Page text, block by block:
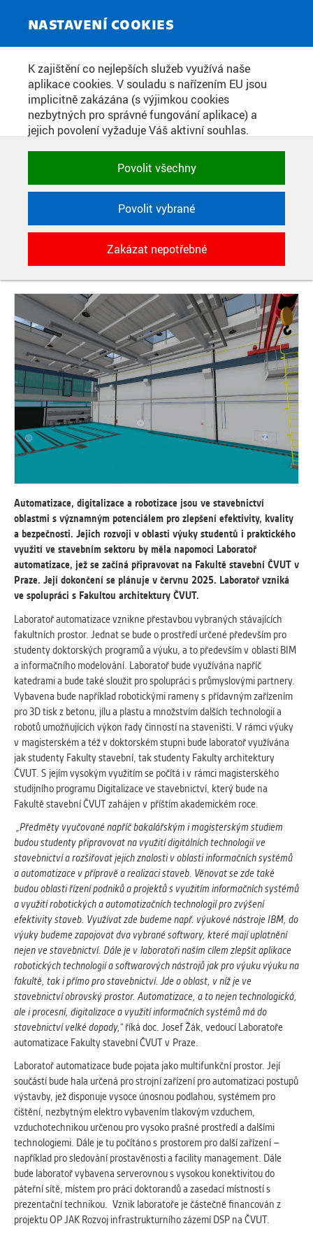
NASTAVENÍ COOKIES
K zajištění co nejlepších služeb využívá naše
aplikace cookies. V souladu s nařízením EU jsou
implicitně zakázána (s výjimkou cookies
nezbytných pro správné fungování aplikace) a
jejich povolení vyžaduje Váš aktivní souhlas.
zakázat, případně vybrat a povolit cookies podle
kategorie. Svoje rozhodnutí můžete samozřejmě
kdykoli změnit.
POTŘEBNÉ
Technické cookies využívané aplikacemi
ČVUT pro uchování jejich nastavení,
vlastností a identifikátorů relace. Jsou
nezbytné pro správné fungování a jsou
vždy aktivní.
ANALYTICKÉ
Slouží pro získávání anonymizovaných
statistických údajů, které nám pomáhají
vylepšovat naše aplikace. Zpravidla jde o
cookies systémů třetích stran, které k
těmto účelům využíváme.
MARKETINGOVÉ
Využívané za účelem zobrazení
správných nabídek a cílení obsahu podle
Vašich preferencí. Zpravidla jde o
cookies systémů třetích stran, které nám
s analýzou uživatelského chování
pomáhají.
OSTATNÍ
Cookies, které aplikace nedokáže zařadit.
Naším cílem je, aby tato kategorie
zůstala prázdná a všechny cookies byly
přiřazeny do některé z kategorií
uvedených výše.
Povolit všechny
Povolit vybrané
Zakázat nepotřebné
ZPRAVODAJSKÝ SERVIS
PŘIPRAVOVANÁ LABORATOŘ
AUTOMATIZACE NA FAKULTĚ
STAVEBNÍ ČVUT BUDE SLOUŽIT K
ROZVOJI APLIKACÍ ROBOTICKÝCH
TECHNOLOGIÍ A SOFTWAROVÝCH
NÁSTROJŮ PRO VÝUKU I PRO
STAVEBNICTVÍ
Automatizace, digitalizace a robotizace jsou ve stavebnictví
oblastmi s významným potenciálem pro zlepšení efektivity, kvality
a bezpečnosti. Jejich rozvoji v oblasti výuky studentů i praktického
využití ve stavebním sektoru by měla napomoci Laboratoř
automatizace, jež se začíná připravovat na Fakultě stavební ČVUT v
Praze. Její dokončení se plánuje v červnu 2025. Laboratoř vzniká
ve spolupráci s Fakultou architektury ČVUT.
Laboratoř automatizace vznikne přestavbou vybraných stávajících
fakultních prostor. Jednat se bude o prostředí určené především pro
studenty doktorských programů a výuku, a to především v oblasti BIM
a informačního modelování. Laboratoř bude využívána napříč
katedrami a bude také sloužit pro spolupráci s průmyslovými partnery.
Vybavena bude například robotickými rameny s přídavným zařízením
pro 3D tisk z betonu, jílu a plastu a množstvím dalších technologií a
robotů umožňujících výkon řady činností na staveništi. V rámci výuky
v magisterském a též v doktorském stupni bude laboratoř využívána
jak studenty Fakulty stavební, tak studenty Fakulty architektury
ČVUT. S jejím vysokým využitím se počítá i v rámci magisterského
studijního programu Digitalizace ve stavebnictví, který bude na
Fakultě stavební ČVUT zahájen v příštím akademickém roce.
„Předměty vyučované napříč bakalářským i magisterským studiem
budou studenty připravovat na využití digitálních technologií ve
stavebnictví a rozšiřovat jejich znalosti v oblasti informačních systémů
a automatizace v přípravě a realizaci staveb. Věnovat se zde také
budou oblasti řízení podniků a projektů s využitím informačních systémů
a využití robotických a automatizačních technologií pro zvýšení
efektivity staveb. Využívat zde budeme např. výukové nástroje IBM, do
výuky budeme zapojovat dva vybrané softwary, které mají uplatnění
nejen ve stavebnictví. Dále je v laboratoři naším cílem zlepšit aplikace
robotických technologií a softwarových nástrojů jak pro výuku výuku na
fakultě, tak i přímo pro stavebnictví. Jde o oblast, v níž je ve
stavebnictví obrovský prostor. Automatizace, a to nejen technologická,
ale i procesní, digitalizace a využití informačních systémů má do
stavebnictví velké dopady,“říká doc. Josef Žák, vedoucí Laboratoře
automatizace Fakulty stavební ČVUT v Praze.
Laboratoř automatizace bude pojata jako multifunkční prostor. Její
součástí bude hala určená pro strojní zařízení pro automatizaci postupů
výstavby, jež disponuje vysoce únosnou podlahou, systémem pro
čištění, nezbytným elektro vybavením tlakovým vzduchem,
vzduchotechnikou určenou pro vysoko prašné prostředí a dalšími
technologiemi. Dále je tu počítáno s prostorem pro další zařízení –
například pro sledování prostavěnosti a facility management. Dále
bude laboratoř vybavena serverovnou s vysokou konektivitou do
páteřní sítě, místem pro práci doktorandů a zasedací místností s
prezentační technikou. Vznik laboratoře je částečně financován z
projektu OP JAK Rozvoj infrastrukturního zázemí DSP na ČVUT.